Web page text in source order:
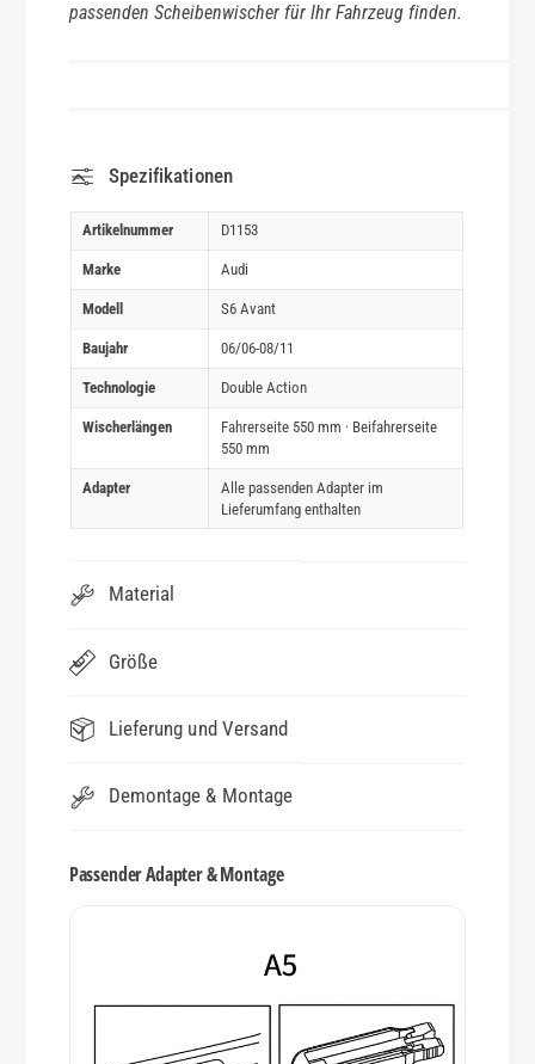
passenden Scheibenwischer für Ihr Fahrzeug finden.
Spezifikationen
Artikelnummer D1153
Marke Audi
Modell S6 Avant
Baujahr 06/06-08/11
Technologie Double Action
Wischerlängen
Fahrerseite 550 mm · Beifahrerseite
550 mm
Adapter
Alle passenden Adapter im
Lieferumfang enthalten
Material
Größe
Lieferung und Versand
Demontage & Montage
Passender Adapter & Montage